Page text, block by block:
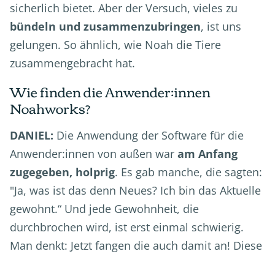
sicherlich bietet. Aber der Versuch, vieles zu
bündeln und zusammenzubringen, ist uns
gelungen. So ähnlich, wie Noah die Tiere
zusammengebracht hat.
Wie finden die Anwender:innen
Noahworks?
DANIEL: Die Anwendung der Software für die
Anwender:innen von außen war am Anfang
zugegeben, holprig. Es gab manche, die sagten:
"Ja, was ist das denn Neues? Ich bin das Aktuelle
gewohnt.“ Und jede Gewohnheit, die
durchbrochen wird, ist erst einmal schwierig.
Man denkt: Jetzt fangen die auch damit an! Diese